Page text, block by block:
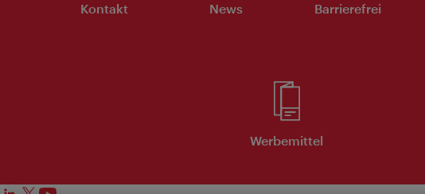
Kontakt News Barrierefrei
Werbemittel